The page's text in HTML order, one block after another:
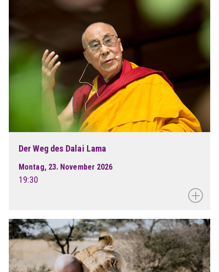
Der Weg des Dalai Lama
Montag, 23. November 2026
19:30